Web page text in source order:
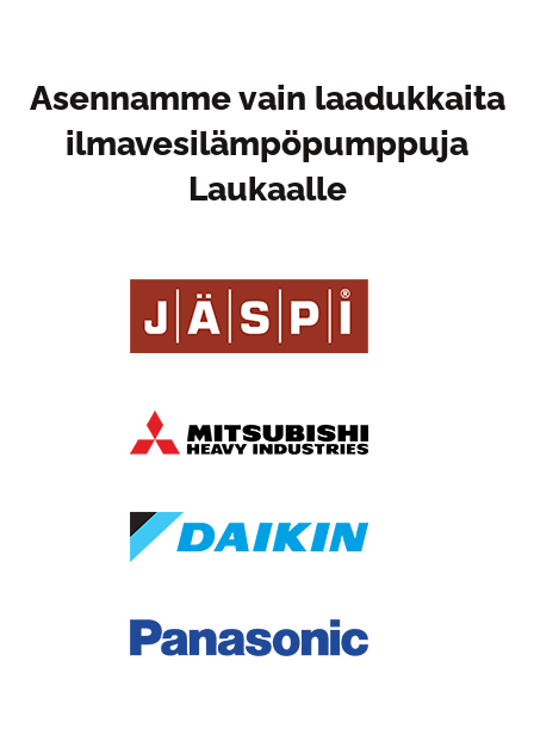
Asennamme vain laadukkaita
ilmavesilämpöpumppuja
Laukaalle